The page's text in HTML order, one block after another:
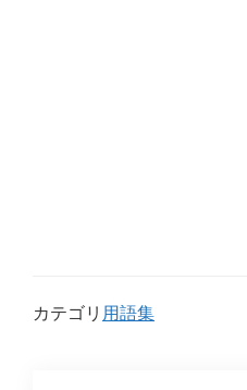
カテゴリ 用語集